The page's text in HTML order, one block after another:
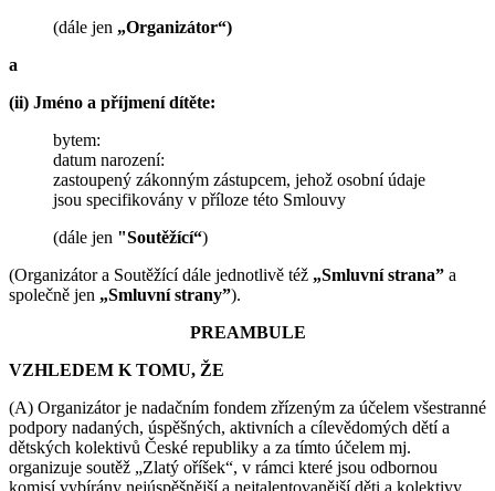
(dále jen „Organizátor“)
a
(ii) Jméno a příjmení dítěte:
bytem:
datum narození:
zastoupený zákonným zástupcem, jehož osobní údaje
jsou specifikovány v příloze této Smlouvy
(dále jen "Soutěžící“)
(Organizátor a Soutěžící dále jednotlivě též „Smluvní strana” a
společně jen „Smluvní strany”).
PREAMBULE
VZHLEDEM K TOMU, ŽE
(A) Organizátor je nadačním fondem zřízeným za účelem všestranné
podpory nadaných, úspěšných, aktivních a cílevědomých dětí a
dětských kolektivů České republiky a za tímto účelem mj.
organizuje soutěž „Zlatý oříšek“, v rámci které jsou odbornou
komisí vybírány nejúspěšnější a nejtalentovanější děti a kolektivy